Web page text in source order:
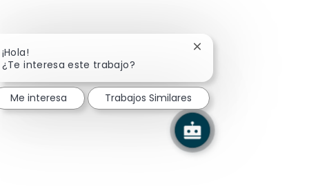
¡Hola!
¿Te interesa este trabajo?
Cerrar notificación de
Me interesa Trabajos Similares